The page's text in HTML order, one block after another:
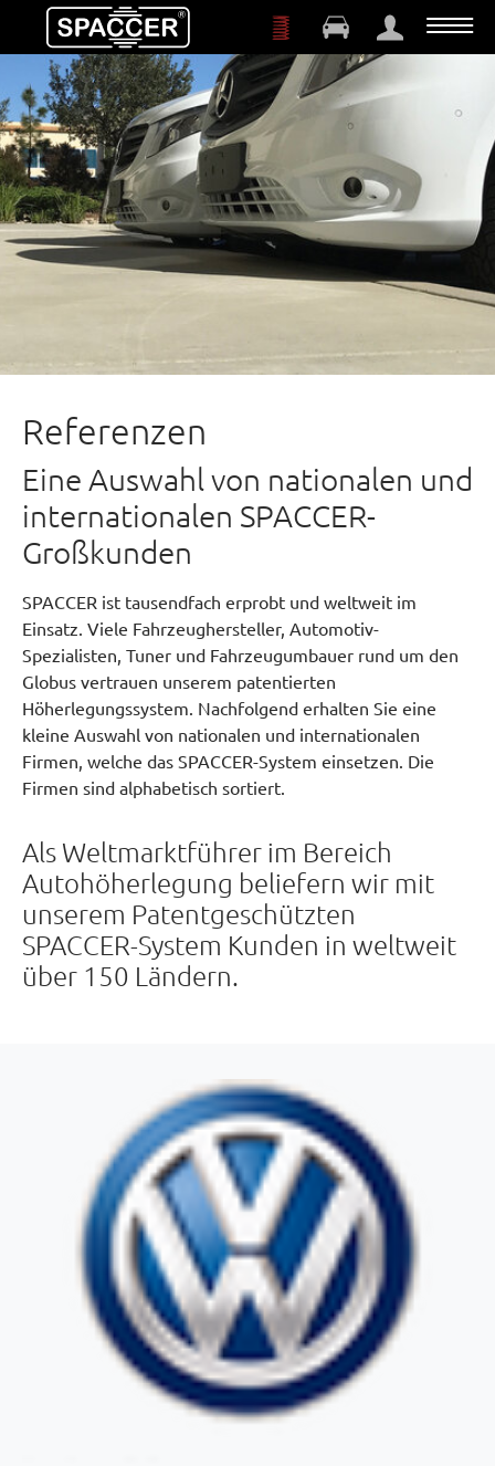
Zum Hauptinhalt springen
Referenzen
Eine Auswahl von nationalen und
internationalen SPACCER-
Großkunden
SPACCER ist tausendfach erprobt und weltweit im
Einsatz. Viele Fahrzeughersteller, Automotiv-
Spezialisten, Tuner und Fahrzeugumbauer rund um den
Globus vertrauen unserem patentierten
Höherlegungssystem. Nachfolgend erhalten Sie eine
kleine Auswahl von nationalen und internationalen
Firmen, welche das SPACCER-System einsetzen. Die
Firmen sind alphabetisch sortiert.
Als Weltmarktführer im Bereich
Autohöherlegung beliefern wir mit
unserem Patentgeschützten
SPACCER-System Kunden in weltweit
über 150 Ländern.